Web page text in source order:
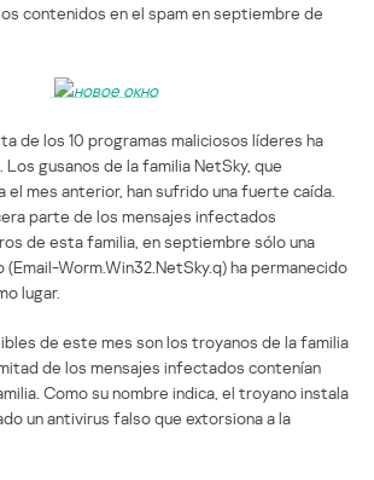
contenidos en el spam en septiembre de
de los 10 programas maliciosos líderes ha
gusanos de la familia NetSky, que
el mes anterior, han sufrido una fuerte caída.
parte de los mensajes infectados
de esta familia, en septiembre sólo una
(Email-Worm.Win32.NetSky.q) ha permanecido
lugar.
de este mes son los troyanos de la familia
de los mensajes infectados contenían
Como su nombre indica, el troyano instala
un antivirus falso que extorsiona a la